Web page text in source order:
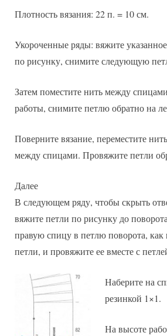
Плотность вязания: 22 п. = 10 см.
Укороченные ряды: вяжите
по рисунку, снимите следующую
Затем поместите нить между
работы, снимите петлю обратно на
Поверните вязание, переместите
между спицами. Провяжите петли
Далее
В следующем ряду, чтобы скрыть
вяжите петли по рисунку до
правую спицу в петлю поворота, как
петли, и провяжите ее вместе с
Наберите на
резинкой 1×1.
На высоте